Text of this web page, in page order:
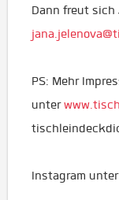
Dann freut sich
PS: Mehr
unter
Instagram